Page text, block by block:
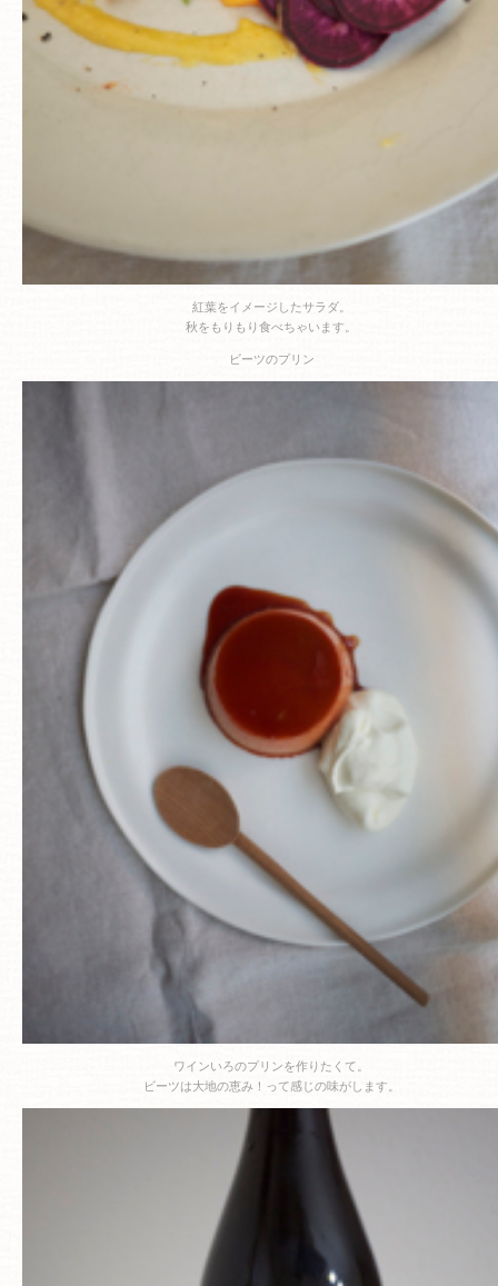
紅葉をイメージしたサラダ。
秋をもりもり食べちゃいます。
ビーツのプリン
ワインいろのプリンを作りたくて。
ビーツは大地の恵み！って感じの味がします。